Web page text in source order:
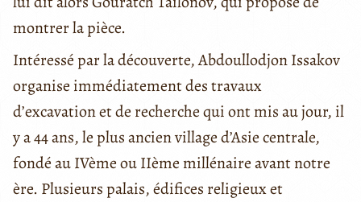
montrer la pièce.
Intéressé par la découverte, Abdoullodjon Issakov
organise immédiatement des travaux
d’excavation et de recherche qui ont mis au jour, il
y a 44 ans, le plus ancien village d’Asie centrale,
fondé au IVème ou IIème millénaire avant notre
ère. Plusieurs palais, édifices religieux et